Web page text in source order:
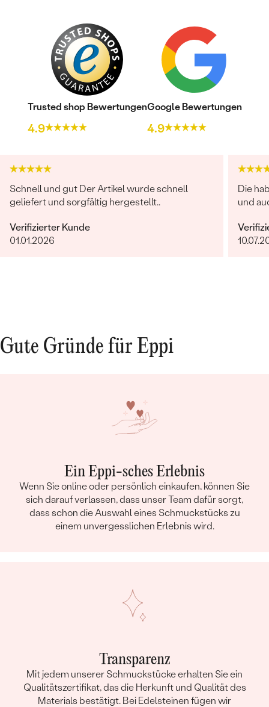
Trusted shop Bewertungen
4.9
Google Bewertungen
4.9
Schnell und gut Der Artikel wurde schnell
geliefert und sorgfältig hergestellt..
Verifizierter Kunde
01.01.2026
Die
und
Gute Gründe für Eppi
Ein Eppi-sches Erlebnis
Wenn Sie online oder persönlich einkaufen, können Sie
sich darauf verlassen, dass unser Team dafür sorgt,
dass schon die Auswahl eines Schmuckstücks zu
einem unvergesslichen Erlebnis wird.
Transparenz
Mit jedem unserer Schmuckstücke erhalten Sie ein
Qualitätszertifikat, das die Herkunft und Qualität des
Materials bestätigt. Bei Edelsteinen fügen wir